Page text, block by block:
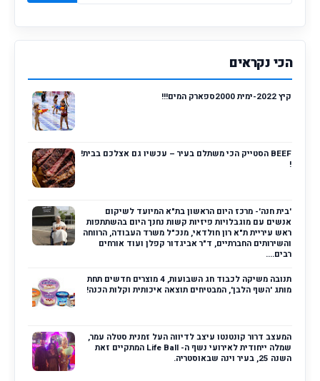
הכי נקראים
קיץ 2022-ימית 2000ספארק המים!!!
BEEF הסטייק הכי משתלם בעיר – עכשיו גם אצלכם בבית!
!
'בית חנה'- מרכז היום הראשון בת"א המיועד לשיקום
אנשים עם מוגבלויות פיזיות קשות נחנך היום בהשתתפות
ראש עיריית ת"א רון חולדאי, מנכ"ל משרד העבודה, הרווחה
והשירותים החברתיים, ד"ר אביגדור קפלן ועוד אורחים
רבים....
תנובה משיקה לכבוד חג השבועות, 4 מוצרים חדשים תחת
מותג 'השף הלבן', המבטיחים תוצאה איכותית וקלות הכנה!
המעצב דרור קונטנטו עיצב לדיווה העל זמנית סטלה עמר,
שמלה ייחודית לאירועי נשף ה- Life Ball המתקיים זאת
השנה 25, בעיר וינה שבאוסטריה.